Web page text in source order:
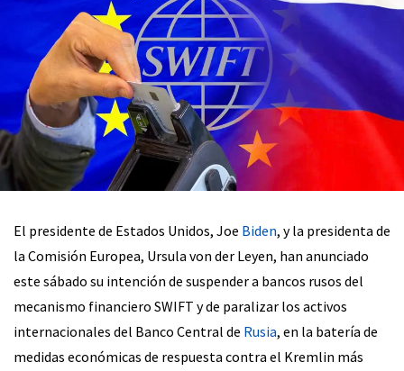
El presidente de Estados Unidos, Joe Biden, y la presidenta de
la Comisión Europea, Ursula von der Leyen, han anunciado
este sábado su intención de suspender a bancos rusos del
mecanismo financiero SWIFT y de paralizar los activos
internacionales del Banco Central de Rusia, en la batería de
medidas económicas de respuesta contra el Kremlin más